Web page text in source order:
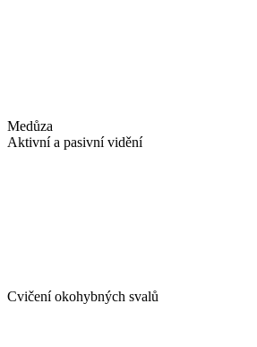
Medůza
Aktivní a pasivní vidění
Cvičení okohybných svalů